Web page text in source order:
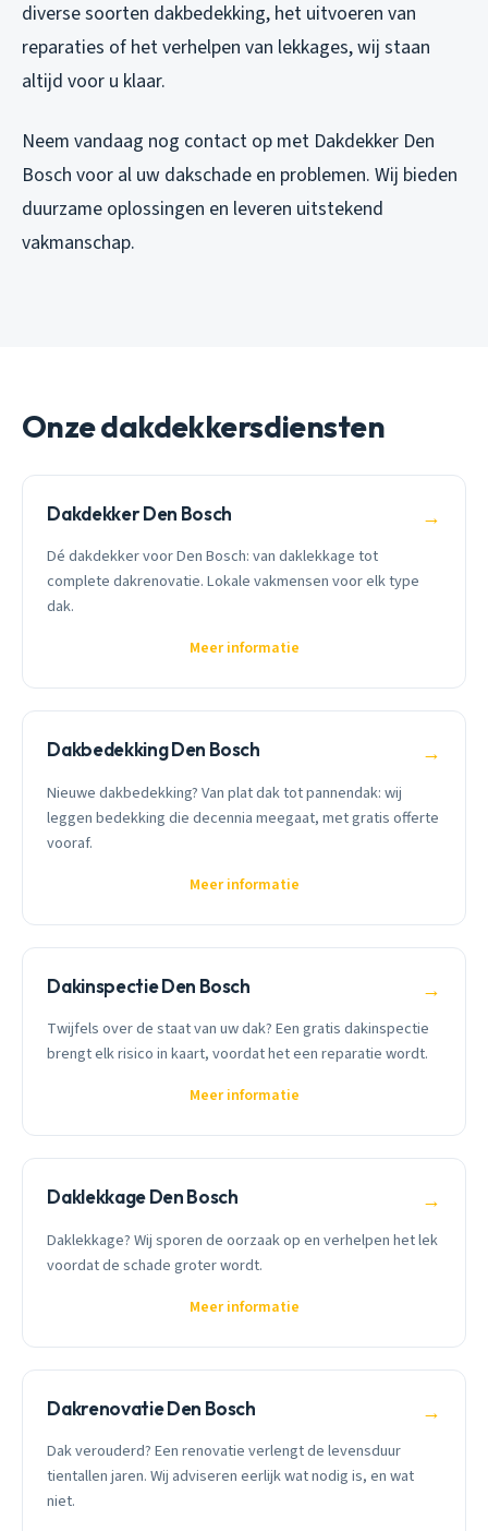
diverse soorten dakbedekking, het uitvoeren van
reparaties of het verhelpen van lekkages, wij staan
altijd voor u klaar.
Neem vandaag nog contact op met Dakdekker Den
Bosch voor al uw dakschade en problemen. Wij bieden
duurzame oplossingen en leveren uitstekend
vakmanschap.
Onze dakdekkersdiensten
Dakdekker Den Bosch →
Dé dakdekker voor Den Bosch: van daklekkage tot
complete dakrenovatie. Lokale vakmensen voor elk type
dak.
Meer informatie
Dakbedekking Den Bosch →
Nieuwe dakbedekking? Van plat dak tot pannendak: wij
leggen bedekking die decennia meegaat, met gratis offerte
vooraf.
Meer informatie
Dakinspectie Den Bosch →
Twijfels over de staat van uw dak? Een gratis dakinspectie
brengt elk risico in kaart, voordat het een reparatie wordt.
Meer informatie
Daklekkage Den Bosch →
Daklekkage? Wij sporen de oorzaak op en verhelpen het lek
voordat de schade groter wordt.
Meer informatie
Dakrenovatie Den Bosch →
Dak verouderd? Een renovatie verlengt de levensduur
tientallen jaren. Wij adviseren eerlijk wat nodig is, en wat
niet.